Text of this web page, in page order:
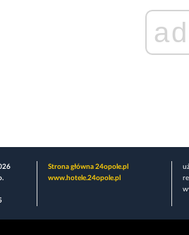
ad
Strona główna 24opole.pl
www.hotele.24opole.pl